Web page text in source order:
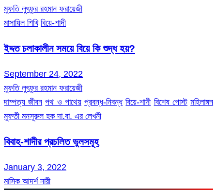
মুফতি লুৎফুর রহমান ফরায়েজী
মাসায়িল শিখি বিয়ে-শাদী
ইদ্দত চলাকালীন সময়ে বিয়ে কি শুদ্ধ হয়?
September 24, 2022
মুফতি লুৎফুর রহমান ফরায়েজী
দাম্পত্য জীবন পথ ও পাথেয় প্রবন্ধ-নিবন্ধ বিয়ে-শাদী বিশেষ পোস্ট মহিলাঙ্গন
মুফতী মনসূরুল হক দা.বা. এর লেখনী
বিবাহ-শাদীর প্রচলিত ভুলসমূহ
January 3, 2022
মাসিক আদর্শ নারী